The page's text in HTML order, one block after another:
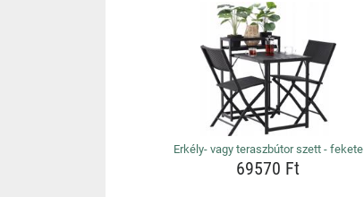
Erkély- vagy teraszbútor szett - fekete
69570 Ft